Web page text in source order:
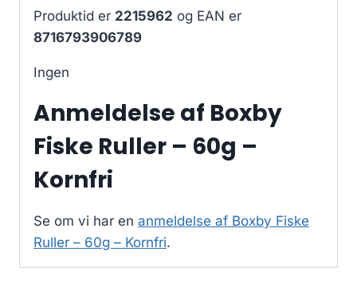
Produktid er 2215962 og EAN er
8716793906789
Ingen
Anmeldelse af Boxby
Fiske Ruller – 60g –
Kornfri
Se om vi har en anmeldelse af Boxby Fiske
Ruller – 60g – Kornfri.